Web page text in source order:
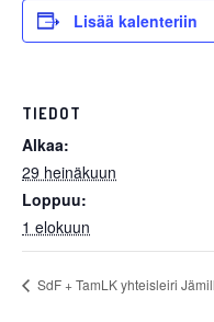
Lisää kalenteriin
TIEDOT
Alkaa:
29 heinäkuun
Loppuu:
1 elokuun
SdF + TamLK yhteisleiri